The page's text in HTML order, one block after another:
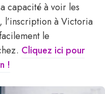
capacité à voir les
l’inscription à Victoria
le
Cliquez ici pour
!